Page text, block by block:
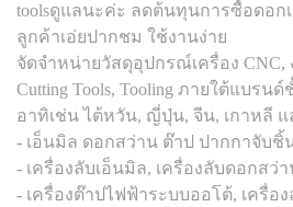
toolsดูแลนะค่ะ ลดต้นทุนการซื้อดอก
ลูกค้าเอ่ยปากชม ใช้งานง่าย
จัดจำหน่ายวัสดุอุปกรณ์เครื่อง CNC,
Cutting Tools, Tooling ภายใต้แบรน
อาทิเช่น ไต้หวัน, ญี่ปุ่น, จีน, เกาหลี แ
- เอ็นมิล ดอกสว่าน ต๊าป ปากกาจับชิ้
- เครื่องลับเอ็นมิล, เครื่องลับดอกสว่
- เครื่องต๊าปไฟฟ้าระบบออโต้, เครื่อ